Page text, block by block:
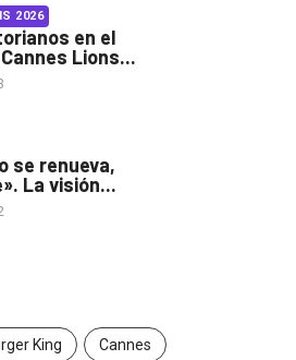
2026
en el
Lions...
se renueva,
La visión...
King Cannes